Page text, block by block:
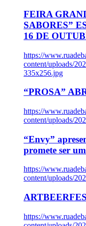
FEIRA
SABORES”
16 DE
https://
content/uploads/
335x256.jpg
“PROSA”
https://
content/uploads/
“Envy”
promete ser
https://
content/uploads/
https://